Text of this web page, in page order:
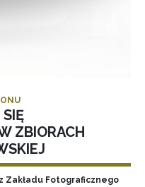
ZBIORACH
Zakładu Fotograficznego